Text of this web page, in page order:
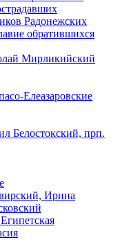
Радонежских
обратившихся
Мирликийский
Елеазаровские
Белостокский, прп.
Ирина